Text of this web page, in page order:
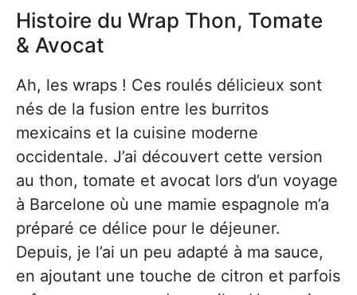
Histoire du Wrap Thon, Tomate
& Avocat
Ah, les wraps ! Ces roulés délicieux sont
nés de la fusion entre les burritos
mexicains et la cuisine moderne
occidentale. J’ai découvert cette version
au thon, tomate et avocat lors d’un voyage
à Barcelone où une mamie espagnole m’a
préparé ce délice pour le déjeuner.
Depuis, je l’ai un peu adapté à ma sauce,
en ajoutant une touche de citron et parfois